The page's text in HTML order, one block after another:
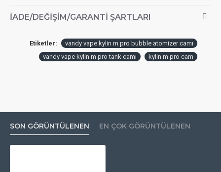
İADE/DEĞIŞIM/GARANTI ŞARTLARI
Etiketler:
vandy vape kylin m pro bubble atomizer camı
vandy vape kylin m pro tank camı
kylin m pro cam
SON GÖRÜNTÜLENEN EN ÇOK GÖRÜNTÜLENEN